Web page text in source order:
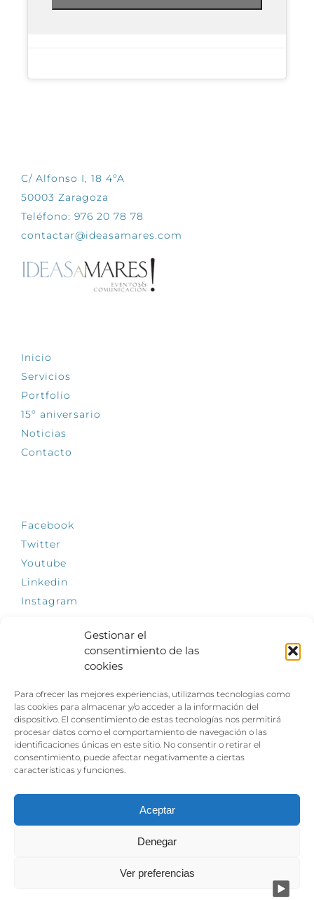
Gestionar el
consentimiento de las
cookies
Para ofrecer las mejores experiencias, utilizamos tecnologías como
las cookies para almacenar y/o acceder a la información del
dispositivo. El consentimiento de estas tecnologías nos permitirá
procesar datos como el comportamiento de navegación o las
identificaciones únicas en este sitio. No consentir o retirar el
consentimiento, puede afectar negativamente a ciertas
características y funciones.
Aceptar
Denegar
Ver preferencias
C/ Alfonso I, 18 4ºA
50003 Zaragoza
Teléfono: 976 20 78 78
contactar@ideasamares.com
Inicio
Servicios
Portfolio
15º aniversario
Noticias
Contacto
Facebook
Twitter
Youtube
Linkedin
Instagram
El empleo, la gran llave para una vida
independiente: Fundación Dfa reclama un
impulso decidido a la inclusión laboral de las
personas con discapacidad
Clown, circo y magia: el Jardín de las Artes
de julio con su segundo “Festival